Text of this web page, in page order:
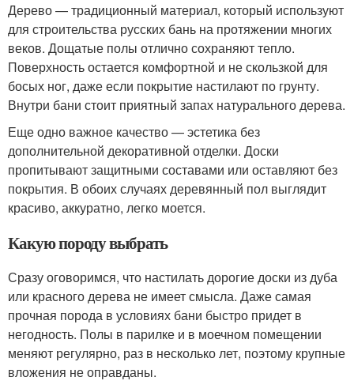
Дерево — традиционный материал, который используют
для строительства русских бань на протяжении многих
веков. Дощатые полы отлично сохраняют тепло.
Поверхность остается комфортной и не скользкой для
босых ног, даже если покрытие настилают по грунту.
Внутри бани стоит приятный запах натурального дерева.
Еще одно важное качество — эстетика без
дополнительной декоративной отделки. Доски
пропитывают защитными составами или оставляют без
покрытия. В обоих случаях деревянный пол выглядит
красиво, аккуратно, легко моется.
Какую породу выбрать
Сразу оговоримся, что настилать дорогие доски из дуба
или красного дерева не имеет смысла. Даже самая
прочная порода в условиях бани быстро придет в
негодность. Полы в парилке и в моечном помещении
меняют регулярно, раз в несколько лет, поэтому крупные
вложения не оправданы.